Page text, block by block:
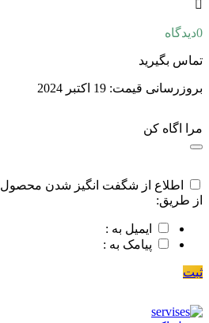
0دیدگاه
تماس بگیرید
بروزرسانی قیمت: 19 اکتبر 2024
مرا اگاه کن
اطلاع از شگفت انگیز شدن محصول
از طریق:
ایمیل به :
پیامک به :
ثبت